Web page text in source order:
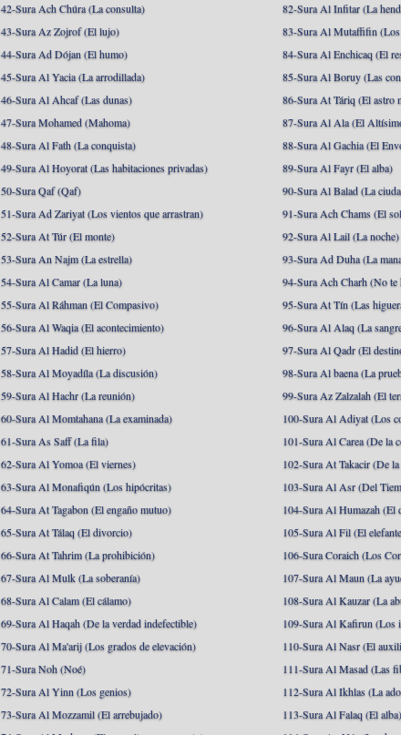
42-Sura Ach Chúra (La consulta)
43-Sura Az Zojrof (El lujo)
44-Sura Ad Dójan (El humo)
45-Sura Al Yacia (La arrodillada)
46-Sura Al Ahcaf (Las dunas)
47-Sura Mohamed (Mahoma)
48-Sura Al Fath (La conquista)
49-Sura Al Hoyorat (Las habitaciones privadas)
50-Sura Qaf (Qaf)
51-Sura Ad Zariyat (Los vientos que arrastran)
52-Sura At Túr (El monte)
53-Sura An Najm (La estrella)
54-Sura Al Camar (La luna)
55-Sura Al Ráhman (El Compasivo)
56-Sura Al Waqia (El acontecimiento)
57-Sura Al Hadid (El hierro)
58-Sura Al Moyadíla (La discusión)
59-Sura Al Hachr (La reunión)
60-Sura Al Momtahana (La examinada)
61-Sura As Saff (La fila)
62-Sura Al Yomoa (El viernes)
63-Sura Al Monafiqún (Los hipócritas)
64-Sura At Tagabon (El engaño mutuo)
65-Sura At Tálaq (El divorcio)
66-Sura At Tahrim (La prohibición)
67-Sura Al Mulk (La soberanía)
68-Sura Al Calam (El cálamo)
69-Sura Al Haqah (De la verdad indefectible)
70-Sura Al Ma'arij (Los grados de elevación)
71-Sura Noh (Noé)
72-Sura Al Yinn (Los genios)
73-Sura Al Mozzamil (El arrebujado)
82-Sura Al Infitar (La
83-Sura Al Mutaffifin (Los
84-Sura Al Enchicaq (El
85-Sura Al Boruy (Las
86-Sura At Táriq (El astro
87-Sura Al Ala (El
88-Sura Al Gachia (El
89-Sura Al Fayr (El alba)
90-Sura Al Balad (La
91-Sura Ach Chams (El
92-Sura Al Lail (La noche)
93-Sura Ad Duha (La
94-Sura Ach Charh (No te
95-Sura At Tín (Las
96-Sura Al Alaq (La
97-Sura Al Qadr (El
98-Sura Al baena (La
99-Sura Az Zalzalah (El
100-Sura Al Adiyat (Los
101-Sura Al Carea (De la
102-Sura At Takacir (De
103-Sura Al Asr (Del
104-Sura Al Humazah (El
105-Sura Al Fil (El
106-Sura Coraich (Los
107-Sura Al Maun (La
108-Sura Al Kauzar (La
109-Sura Al Kafirun (Los
110-Sura Al Nasr (El
111-Sura Al Masad (Las
112-Sura Al Ikhlas (La
113-Sura Al Falaq (El alba)